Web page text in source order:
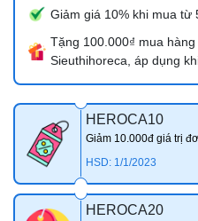
Giảm giá 10% khi mua từ
Tặng 100.000₫ mua
Sieuthihoreca, áp dụng
HEROCA10
Giảm 10.000đ giá trị
HSD: 1/1/2023
HEROCA20